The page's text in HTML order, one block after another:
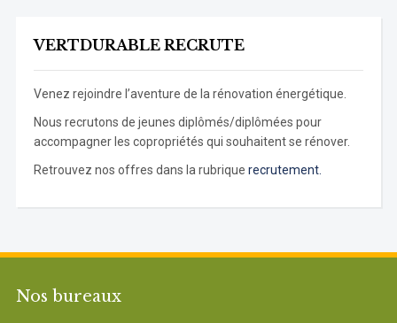
VERTDURABLE RECRUTE
Venez rejoindre l’aventure de la rénovation énergétique.
Nous recrutons de jeunes diplômés/diplômées pour
accompagner les copropriétés qui souhaitent se rénover.
Retrouvez nos offres dans la rubrique recrutement.
Nos bureaux